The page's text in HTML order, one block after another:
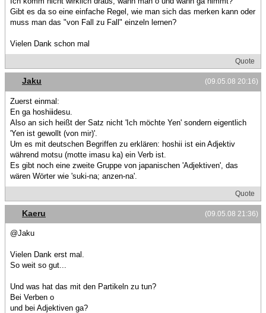
Gibt es da so eine einfache Regel, wie man sich das merken kann oder
muss man das "von Fall zu Fall" einzeln lernen?
Vielen Dank schon mal
Quote
(09.05.08 20:16)
Jaku
Zuerst einmal:
En ga hoshiidesu.
Also an sich heißt der Satz nicht 'Ich möchte Yen' sondern eigentlich
'Yen ist gewollt (von mir)'.
Um es mit deutschen Begriffen zu erklären: hoshii ist ein Adjektiv
während motsu (motte imasu ka) ein Verb ist.
Es gibt noch eine zweite Gruppe von japanischen 'Adjektiven', das
wären Wörter wie 'suki-na; anzen-na'.
Quote
(09.05.08 21:36)
Kaeru
@Jaku
Vielen Dank erst mal.
So weit so gut...
Und was hat das mit den Partikeln zu tun?
Bei Verben o
und bei Adjektiven ga?